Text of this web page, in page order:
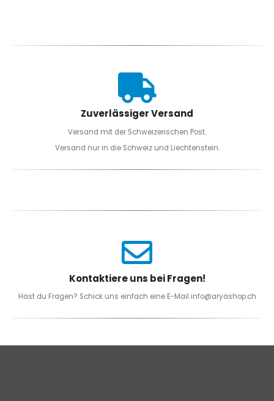
Zuverlässiger Versand
Versand mit der Schweizerischen Post.
Versand nur in die Schweiz und Liechtenstein.
Kontaktiere uns bei Fragen!
Hast du Fragen? Schick uns einfach eine E-Mail info@aryashop.ch